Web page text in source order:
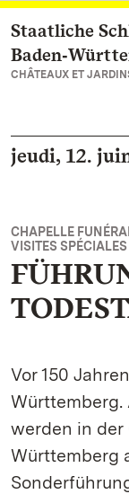
Vers la page
Staatliche
CHÂTEAUX ET
jeudi, 12.
CHAPELLE
VISITES SPÉCIALES
Vor 150
Württemberg.
werden in der
Württemberg